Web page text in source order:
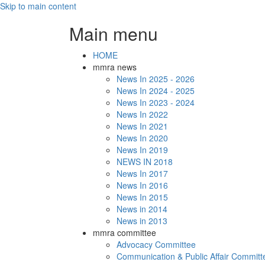
Skip to main content
Main menu
HOME
mmra news
News In 2025 - 2026
News In 2024 - 2025
News In 2023 - 2024
News In 2022
News In 2021
News In 2020
News In 2019
NEWS IN 2018
News In 2017
News In 2016
News In 2015
News in 2014
News in 2013
mmra committee
Advocacy Committee
Communication & Public Affair